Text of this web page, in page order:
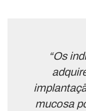
“Os
mucosa